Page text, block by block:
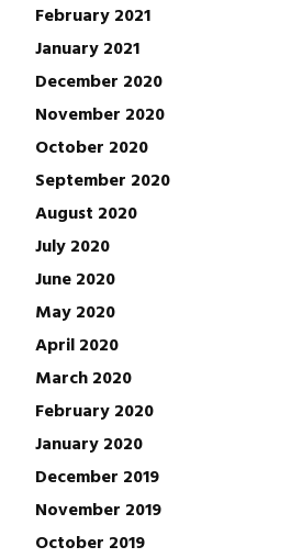
February 2021
January 2021
December 2020
November 2020
October 2020
September 2020
August 2020
July 2020
June 2020
May 2020
April 2020
March 2020
February 2020
January 2020
December 2019
November 2019
October 2019